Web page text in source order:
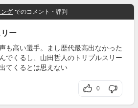
グ でのコメント・評判
ー
も高い選手。まし歴代最高出なかった
でくるし、山田哲人のトリプルスリー
てくるとは思えない
0